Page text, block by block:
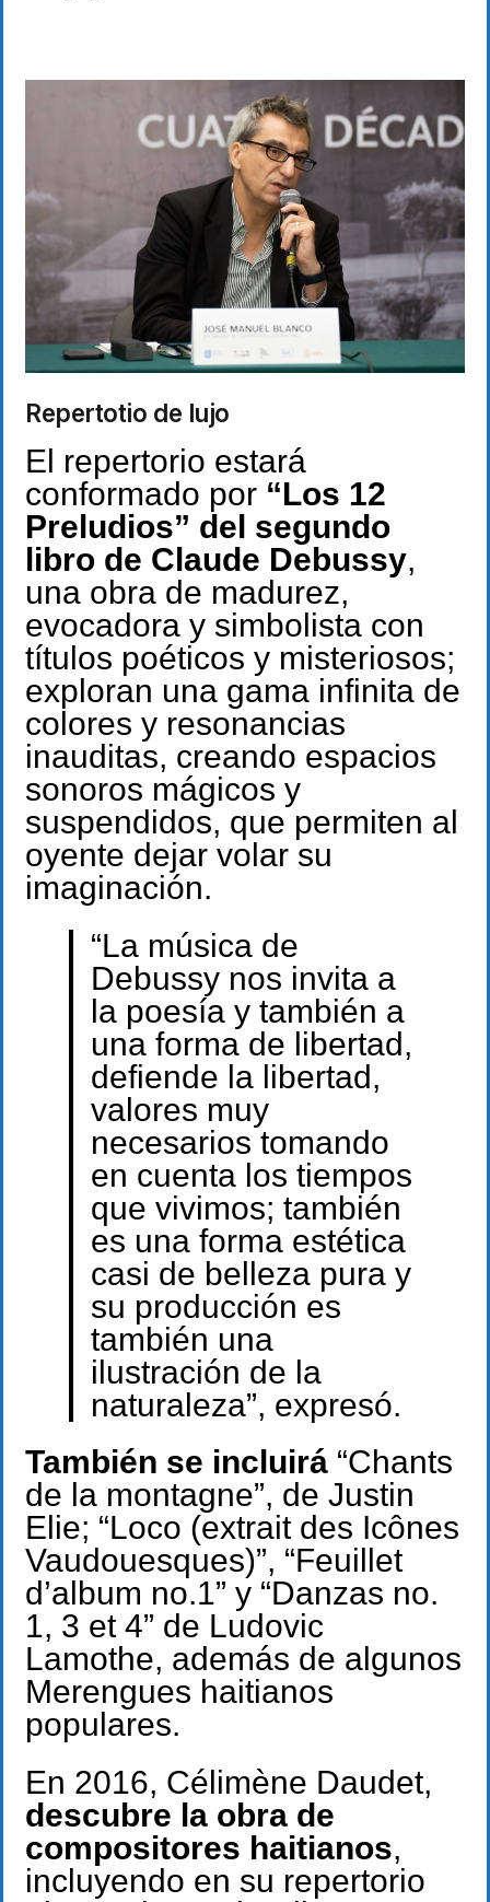
Repertotio de lujo
El repertorio estará
conformado por “Los 12
Preludios” del segundo
libro de Claude Debussy,
una obra de madurez,
evocadora y simbolista con
títulos poéticos y misteriosos;
exploran una gama infinita de
colores y resonancias
inauditas, creando espacios
sonoros mágicos y
suspendidos, que permiten al
oyente dejar volar su
imaginación.
“La música de
Debussy nos invita a
la poesía y también a
una forma de libertad,
defiende la libertad,
valores muy
necesarios tomando
en cuenta los tiempos
que vivimos; también
es una forma estética
casi de belleza pura y
su producción es
también una
ilustración de la
naturaleza”, expresó.
También se incluirá “Chants
de la montagne”, de Justin
Elie; “Loco (extrait des Icônes
Vaudouesques)”, “Feuillet
d’album no.1” y “Danzas no.
1, 3 et 4” de Ludovic
Lamothe, además de algunos
Merengues haitianos
populares.
En 2016, Célimène Daudet,
descubre la obra de
compositores haitianos,
incluyendo en su repertorio